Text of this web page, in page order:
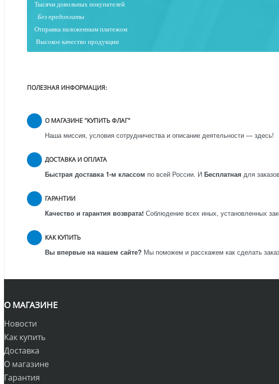
Тысячи довольных покупателей
Без предоплаты
Отправка наложенным платежом
Высокое качество продукции
ПОЛЕЗНАЯ ИНФОРМАЦИЯ:
О МАГАЗИНЕ "КУПИТЬ ФЛАГ"
Наша миссия, условия сотрудничества и описание деятельности — здесь!
ДОСТАВКА И ОПЛАТА
Быстрая доставка 1-м классом по всей России. И Бесплатная для
ГАРАНТИИ
Качество и гарантия возврата! Соблюдение всех иных, установленных
КАК КУПИТЬ
Вы впервые на нашем сайте? Мы поможем и расскажем как сделать
О МАГАЗИНЕ
Новости
Как купить
Доставка
О магазине
Гарантия